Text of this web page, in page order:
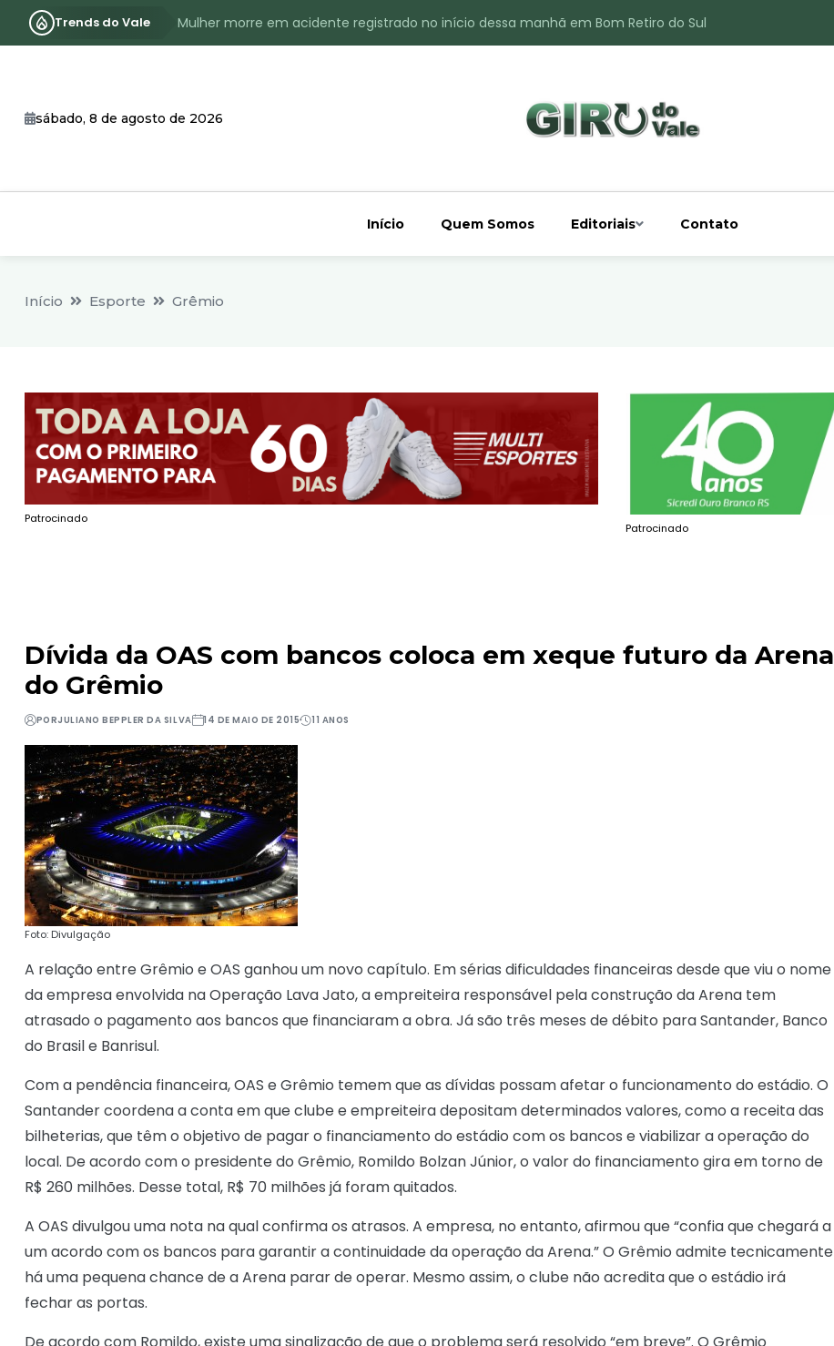
Trends do Vale
Mulher morre em acidente registrado no início dessa manhã em Bom Retiro do Sul
Identificado o jovem assassinado no interior de Bom Retiro do Sul
sábado, 8 de agosto de 2026
Início Quem Somos Editoriais Contato
Início Esporte Grêmio
Patrocinado
Patrocinado
Dívida da OAS com bancos coloca em xeque futuro da Arena
do Grêmio
PORJULIANO BEPPLER DA SILVA 14 DE MAIO DE 2015 11 ANOS
Foto: Divulgação
A relação entre Grêmio e OAS ganhou um novo capítulo. Em sérias dificuldades financeiras desde que viu o nome
da empresa envolvida na Operação Lava Jato, a empreiteira responsável pela construção da Arena tem
atrasado o pagamento aos bancos que financiaram a obra. Já são três meses de débito para Santander, Banco
do Brasil e Banrisul.
Com a pendência financeira, OAS e Grêmio temem que as dívidas possam afetar o funcionamento do estádio. O
Santander coordena a conta em que clube e empreiteira depositam determinados valores, como a receita das
bilheterias, que têm o objetivo de pagar o financiamento do estádio com os bancos e viabilizar a operação do
local. De acordo com o presidente do Grêmio, Romildo Bolzan Júnior, o valor do financiamento gira em torno de
R$ 260 milhões. Desse total, R$ 70 milhões já foram quitados.
A OAS divulgou uma nota na qual confirma os atrasos. A empresa, no entanto, afirmou que “confia que chegará a
um acordo com os bancos para garantir a continuidade da operação da Arena.” O Grêmio admite tecnicamente
há uma pequena chance de a Arena parar de operar. Mesmo assim, o clube não acredita que o estádio irá
fechar as portas.